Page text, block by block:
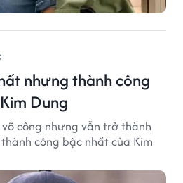
nhưng thành công
Dung
công nhưng vẫn trở thành
công bậc nhất của Kim